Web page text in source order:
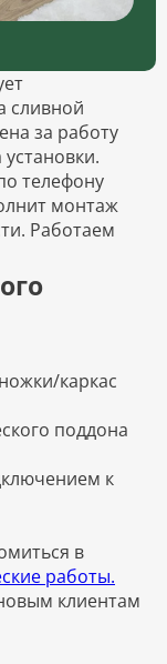
сливной
за работу
телефону
монтаж
Работаем
каркас
поддона
к
в
работы.
клиентам